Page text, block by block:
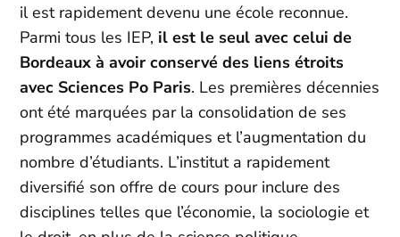
il est rapidement devenu une école reconnue.
Parmi tous les IEP, il est le seul avec celui de
Bordeaux à avoir conservé des liens étroits
avec Sciences Po Paris. Les premières décennies
ont été marquées par la consolidation de ses
programmes académiques et l’augmentation du
nombre d’étudiants. L’institut a rapidement
diversifié son offre de cours pour inclure des
disciplines telles que l’économie, la sociologie et